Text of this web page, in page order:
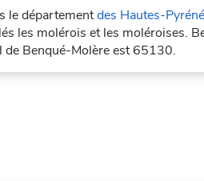
le départementdes Hautes-
les molérois et les moléroises.
de Benqué-Molère est 65130.